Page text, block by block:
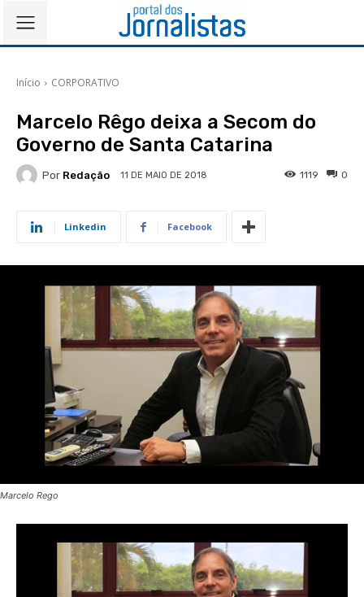
Início CORPORATIVO
Marcelo Rêgo deixa a Secom do
Governo de Santa Catarina
Por Redação 11 DE MAIO DE 2018 0
1119
Linkedin Facebook
Marcelo Rego